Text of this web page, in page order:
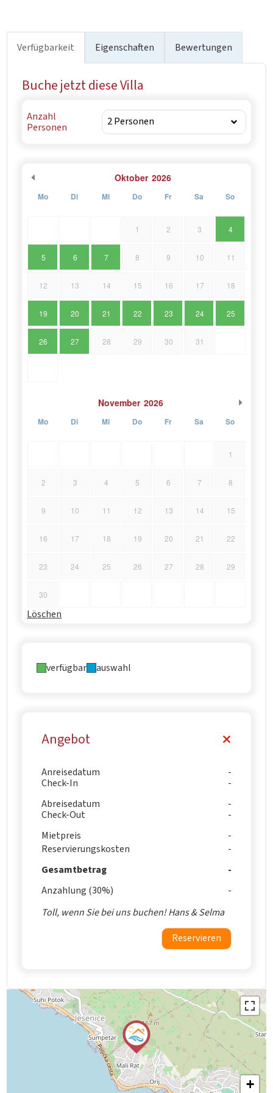
Flughafen ist Split, der 49 km von der Villa entfernt liegt.“
Verfügbarkeit Eigenschaften Bewertungen
Buche jetzt diese Villa
Anzahl
Personen
Oktober 2026
Mo Di Mi Do Fr Sa So
1 2 3 4
5 6 7 8 9 10 11
12 13 14 15 16 17 18
19 20 21 22 23 24 25
26 27 28 29 30 31
November 2026
Mo Di Mi Do Fr Sa So
1
2 3 4 5 6 7 8
9 10 11 12 13 14 15
16 17 18 19 20 21 22
23 24 25 26 27 28 29
30
Löschen
verfügbar auswahl
Angebot
Anreisedatum
Check-In
Abreisedatum
Check-Out
Mietpreis
Reservierungskosten
Gesamtbetrag
Anzahlung (30%)
Toll, wenn Sie bei uns buchen! Hans & Selma
Reservieren
+